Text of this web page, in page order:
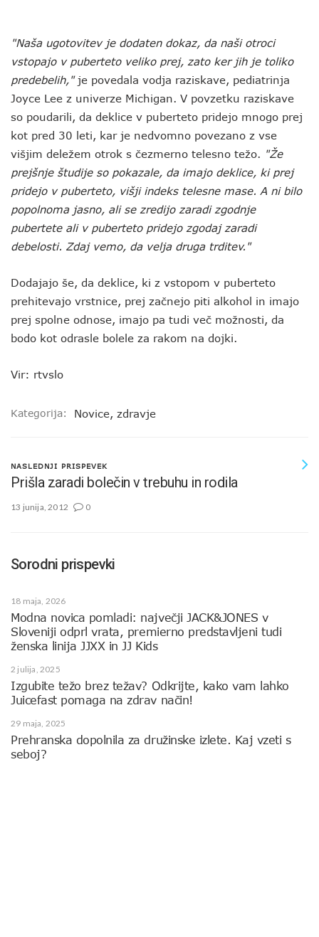
"Naša ugotovitev je dodaten dokaz, da naši otroci
vstopajo v puberteto veliko prej, zato ker jih je toliko
predebelih,"je povedala vodja raziskave, pediatrinja
Joyce Lee z univerze Michigan. V povzetku raziskave
so poudarili, da deklice v puberteto pridejo mnogo prej
kot pred 30 leti, kar je nedvomno povezano z vse
višjim deležem otrok s čezmerno telesno težo. "Že
prejšnje študije so pokazale, da imajo deklice, ki prej
pridejo v puberteto, višji indeks telesne mase. A ni bilo
popolnoma jasno, ali se zredijo zaradi zgodnje
pubertete ali v puberteto pridejo zgodaj zaradi
debelosti. Zdaj vemo, da velja druga trditev."
Dodajajo še, da deklice, ki z vstopom v puberteto
prehitevajo vrstnice, prej začnejo piti alkohol in imajo
prej spolne odnose, imajo pa tudi več možnosti, da
bodo kot odrasle bolele za rakom na dojki.
Vir: rtvslo
Kategorija: Novice, zdravje
NASLEDNJI PRISPEVEK
Prišla zaradi bolečin v trebuhu in rodila
13 junija, 2012 0
Sorodni prispevki
18 maja, 2026
Modna novica pomladi: največji JACK&JONES v
Sloveniji odprl vrata, premierno predstavljeni tudi
ženska linija JJXX in JJ Kids
2 julija, 2025
Izgubite težo brez težav? Odkrijte, kako vam lahko
Juicefast pomaga na zdrav način!
29 maja, 2025
Prehranska dopolnila za družinske izlete. Kaj vzeti s
seboj?